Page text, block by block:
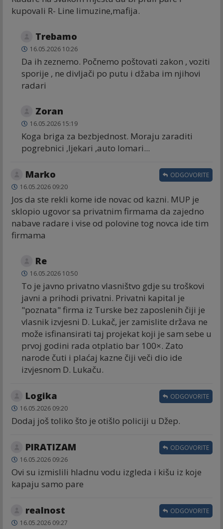
kupovali R- Line limuzine,mafija.
Trebamo
16.05.2026 10:26
Da ih zeznemo. Počnemo poštovati zakon , voziti
sporije , ne divljači po putu i džaba im njihovi
radari
Zoran
16.05.2026 15:19
Koga briga za bezbjednost. Moraju zaraditi
pogrebnici ,ljekari ,auto lomari...
Marko
16.05.2026 09:20
Jos da ste rekli kome ide novac od kazni. MUP je
sklopio ugovor sa privatnim firmama da zajedno
nabave radare i vise od polovine tog novca ide tim
firmama
ODGOVORITE
Re
16.05.2026 10:50
To je javno privatno vlasništvo gdje su troškovi
javni a prihodi privatni. Privatni kapital je
"poznata" firma iz Turske bez zaposlenih čiji je
vlasnik izvjesni D. Lukač, jer zamislite država ne
može isfinansirati taj projekat koji je sam sebe u
prvoj godini rada otplatio bar 100×. Zato
narode čuti i plaćaj kazne čiji veči dio ide
izvjesnom D. Lukaču.
Logika
16.05.2026 09:20
Dodaj još toliko što je otišlo policiji u Džep.
ODGOVORITE
PIRATIZAM
16.05.2026 09:26
Ovi su izmislili hladnu vodu izgleda i kišu iz koje
kapaju samo pare
ODGOVORITE
realnost
16.05.2026 09:27
ODGOVORITE